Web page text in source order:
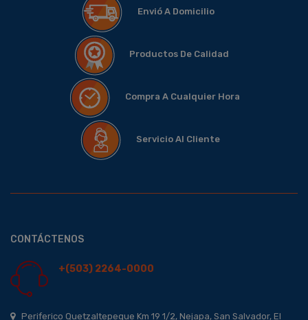
Envió A Domicilio
Productos De Calidad
Compra A Cualquier Hora
Servicio Al Cliente
CONTÁCTENOS
+(503) 2264-0000
Periferico Quetzaltepeque Km 19 1/2, Nejapa, San Salvador, El